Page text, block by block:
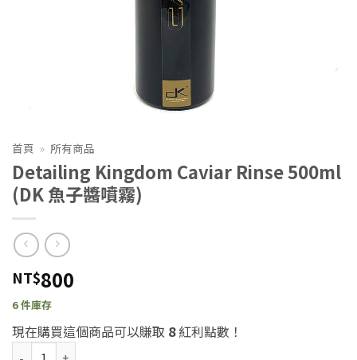
首頁 » 所有商品
Detailing Kingdom Caviar Rinse 500ml
(DK 魚子醬噴霧)
NT$800
6 件庫存
現在購買這個商品可以賺取 8紅利點數！
Detailing Kingdom Caviar Rinse 500ml (DK 魚子醬噴霧) 數量